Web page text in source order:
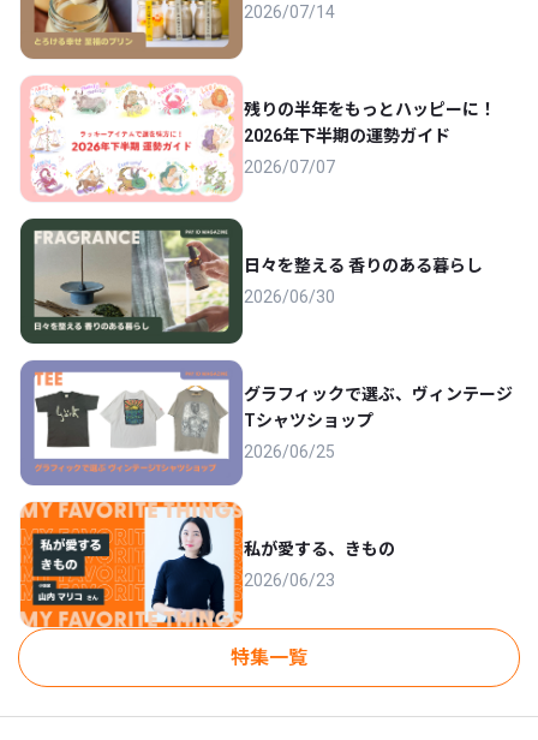
2026/07/14
残りの半年をもっとハッピーに！
2026年下半期の運勢ガイド
2026/07/07
日々を整える 香りのある暮らし
2026/06/30
グラフィックで選ぶ、ヴィンテージ
Tシャツショップ
2026/06/25
私が愛する、きもの
2026/06/23
特集一覧